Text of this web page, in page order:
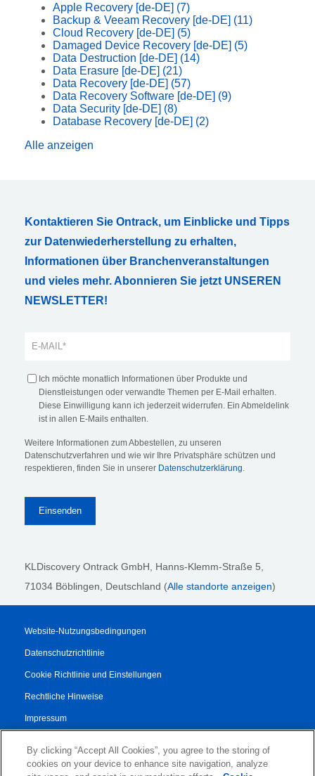
Apple Recovery [de-DE] (7)
Backup & Veeam Recovery [de-DE] (11)
Cloud Recovery [de-DE] (5)
Damaged Device Recovery [de-DE] (5)
Data Destruction [de-DE] (14)
Data Erasure [de-DE] (21)
Data Recovery [de-DE] (57)
Data Recovery Software [de-DE] (9)
Data Security [de-DE] (8)
Database Recovery [de-DE] (2)
Alle anzeigen
Kontaktieren Sie Ontrack, um Einblicke und Tipps
zur Datenwiederherstellung zu erhalten,
Informationen über Branchenveranstaltungen
und vieles mehr. Abonnieren Sie jetzt UNSEREN
NEWSLETTER!
Ich möchte monatlich Informationen über Produkte und
Dienstleistungen oder verwandte Themen per E-Mail erhalten.
Diese Einwilligung kann ich jederzeit widerrufen. Ein Abmeldelink
ist in allen E-Mails enthalten.
Weitere Informationen zum Abbestellen, zu unseren
Datenschutzverfahren und wie wir Ihre Privatsphäre schützen und
respektieren, finden Sie in unserer Datenschutzerklärung
KLDiscovery Ontrack GmbH, Hanns-Klemm-Straße 5
71034 Böblingen , Deutschland (Alle standorte anzeigen)
Website-Nutzungsbedingungen
Datenschutzrichtlinie
Cookie Richtlinie und Einstellungen
Rechtliche Hinweise
Impressum
AGB
By clicking “Accept All Cookies”, you agree to the storing of
cookies on your device to enhance site navigation, analyze